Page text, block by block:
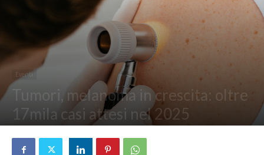
Eventi
Tumori, melanoma in crescita: oltre
17mila casi attesi nel 2025